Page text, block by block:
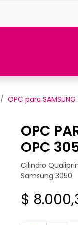
OPC para SAMSUNG
OPC
OPC
Cilindro
Samsung 3050
$